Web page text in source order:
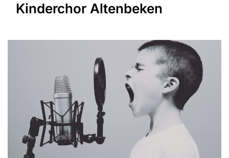
Kinderchor Altenbeken